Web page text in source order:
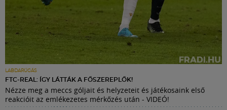
LABDARÚGÁS
FTC-REAL: ÍGY LÁTTÁK A FŐSZEREPLŐK!
Nézze meg a meccs góljait és helyzeteit és játékosaink első
reakcióit az emlékezetes mérkőzés után - VIDEÓ!